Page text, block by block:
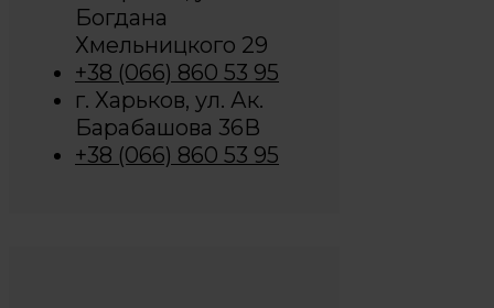
Богдана
Хмельницкого 29
+38 (066) 860 53 95
г. Харьков, ул. Ак.
Барабашова 36В
+38 (066) 860 53 95